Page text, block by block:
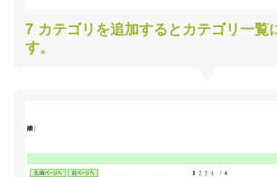
カテゴリを追加するとカテゴリ一覧
す。